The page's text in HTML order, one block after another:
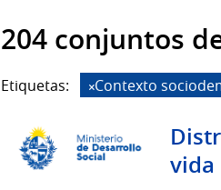
204 conjuntos
Etiquetas: Contexto
vida